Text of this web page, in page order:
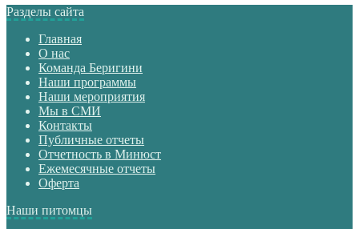
Разделы сайта
Главная
О нас
Команда Беригини
Наши программы
Наши мероприятия
Мы в СМИ
Контакты
Публичные отчеты
Отчетность в Минюст
Ежемесячные отчеты
Оферта
Наши питомцы